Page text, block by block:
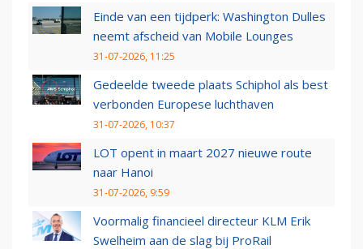
Einde van een tijdperk: Washington Dulles
neemt afscheid van Mobile Lounges
31-07-2026, 11:25
Gedeelde tweede plaats Schiphol als best
verbonden Europese luchthaven
31-07-2026, 10:37
LOT opent in maart 2027 nieuwe route
naar Hanoi
31-07-2026, 9:59
Voormalig financieel directeur KLM Erik
Swelheim aan de slag bij ProRail